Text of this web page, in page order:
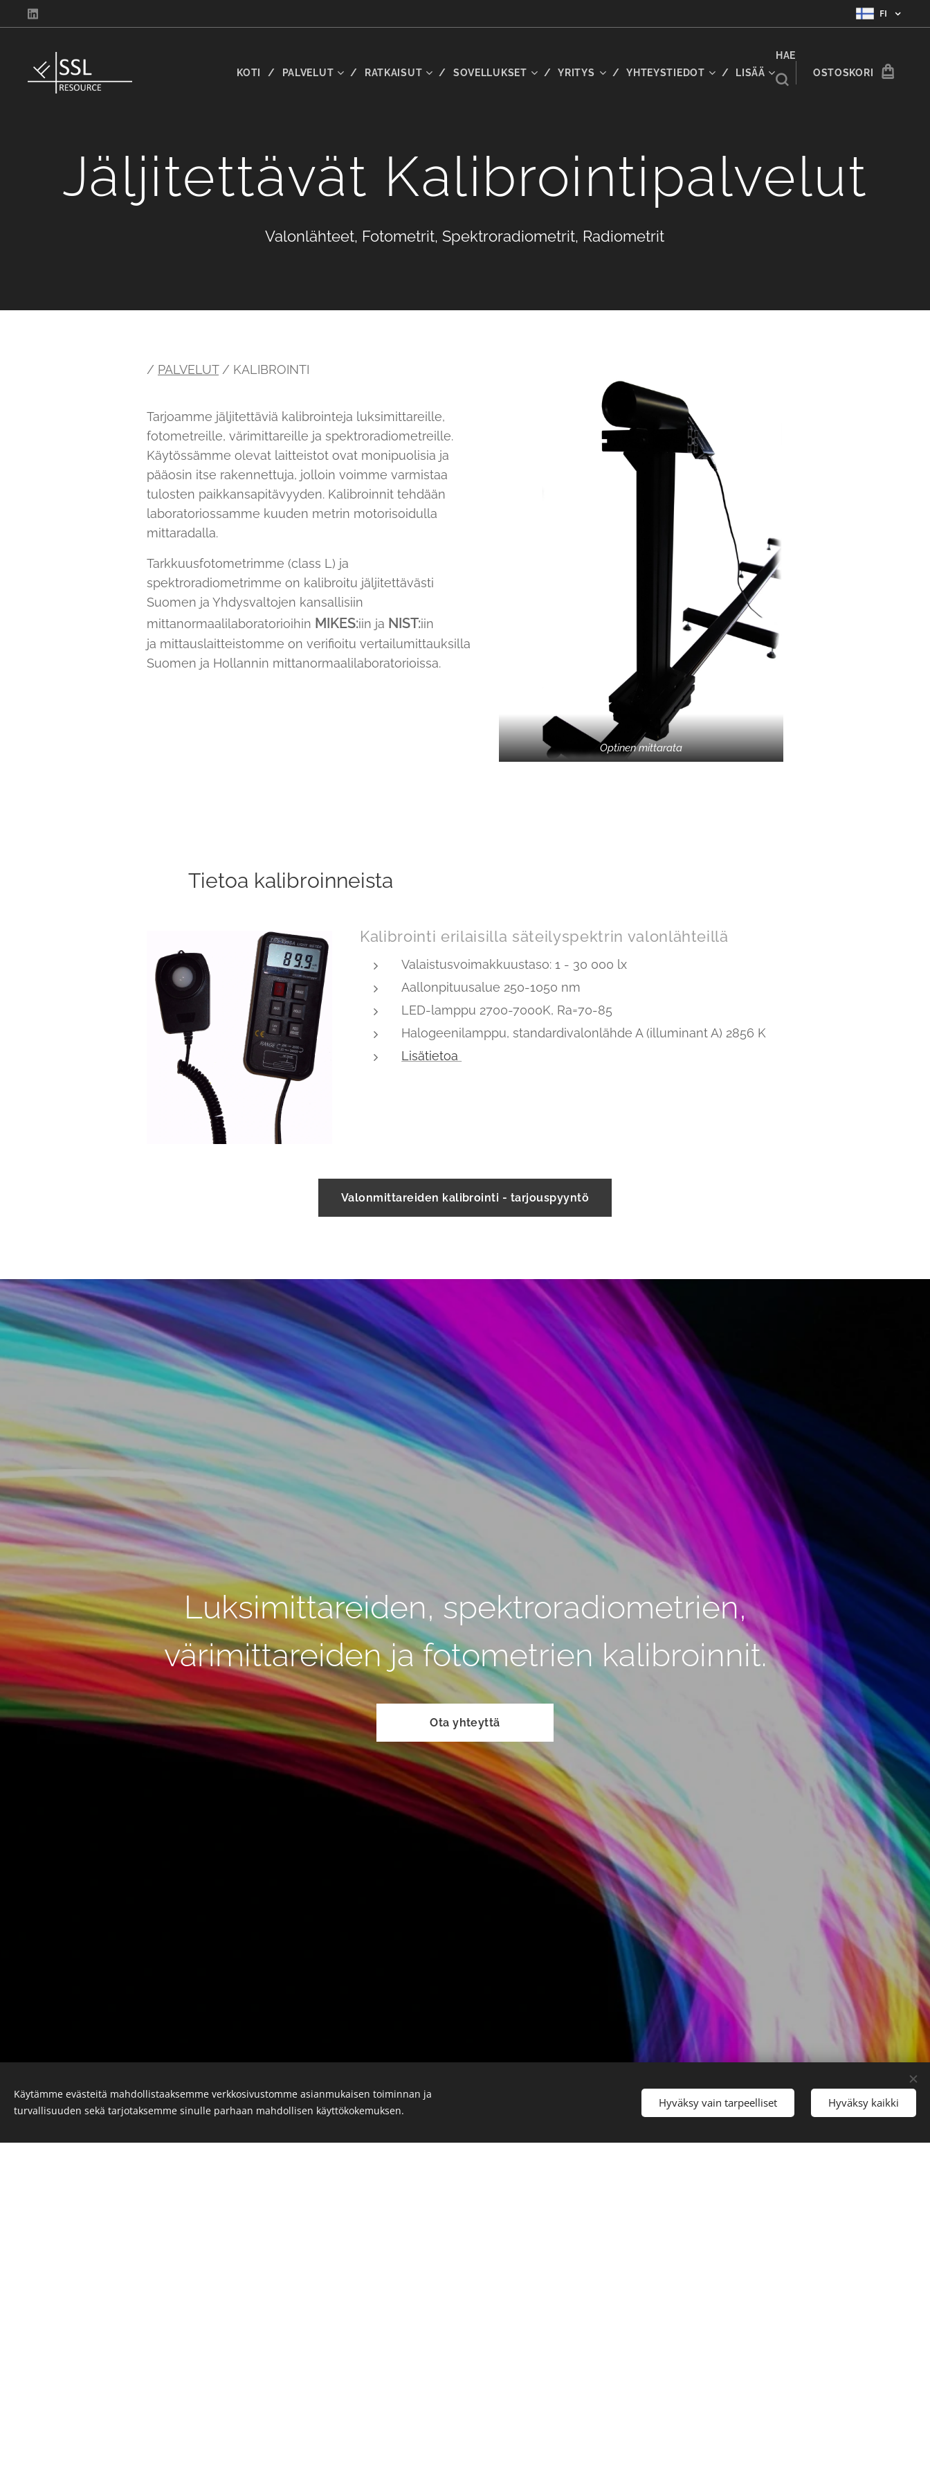
FI
KOTI PALVELUT RATKAISUT SOVELLUKSET YRITYS YHTEYSTIEDOT LISÄÄ
HAE
OSTOSKORI
Jäljitettävät Kalibrointipalvelut
Valonlähteet, Fotometrit, Spektroradiometrit, Radiometrit
/ PALVELUT/ KALIBROINTI
Tarjoamme jäljitettäviä kalibrointeja luksimittareille,
fotometreille, värimittareille ja spektroradiometreille.
Käytössämme olevat laitteistot ovat monipuolisia ja
pääosin itse rakennettuja, jolloin voimme varmistaa
tulosten paikkansapitävyyden. Kalibroinnit tehdään
laboratoriossamme kuuden metrin motorisoidulla
mittaradalla.
Tarkkuusfotometrimme (class L) ja
spektroradiometrimme on kalibroitu jäljitettävästi
Suomen ja Yhdysvaltojen kansallisiin
mittanormaalilaboratorioihin MIKES:iin ja NIST:iin
ja mittauslaitteistomme on verifioitu vertailumittauksilla
Suomen ja Hollannin mittanormaalilaboratorioissa.
Optinen mittarata
Tietoa kalibroinneista
Kalibrointi erilaisilla säteilyspektrin valonlähteillä
Valaistusvoimakkuustaso: 1 - 30 000 lx
Aallonpituusalue 250-1050 nm
LED-lamppu 2700-7000K, Ra=70-85
Halogeenilamppu, standardivalonlähde A (illuminant A) 2856 K
Lisätietoa
Valonmittareiden kalibrointi - tarjouspyyntö
Luksimittareiden, spektroradiometrien,
värimittareiden ja fotometrien kalibroinnit.
Ota yhteyttä
SSL Resource Oy
Tehokkuutta valonmittauksiin
Evästeet
Käytämme evästeitä mahdollistaaksemme verkkosivustomme asianmukaisen toiminnan ja
turvallisuuden sekä tarjotaksemme sinulle parhaan mahdollisen käyttökokemuksen.
Hyväksy vain tarpeelliset Hyväksy kaikki